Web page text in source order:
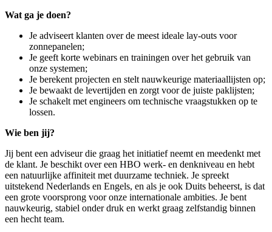
Wat ga je doen?
Je adviseert klanten over de meest ideale lay-outs voor
zonnepanelen;
Je geeft korte webinars en trainingen over het gebruik van
onze systemen;
Je berekent projecten en stelt nauwkeurige materiaallijsten op;
Je bewaakt de levertijden en zorgt voor de juiste paklijsten;
Je schakelt met engineers om technische vraagstukken op te
lossen.
Wie ben jij?
Jij bent een adviseur die graag het initiatief neemt en meedenkt met
de klant. Je beschikt over een HBO werk- en denkniveau en hebt
een natuurlijke affiniteit met duurzame techniek. Je spreekt
uitstekend Nederlands en Engels, en als je ook Duits beheerst, is dat
een grote voorsprong voor onze internationale ambities. Je bent
nauwkeurig, stabiel onder druk en werkt graag zelfstandig binnen
een hecht team.